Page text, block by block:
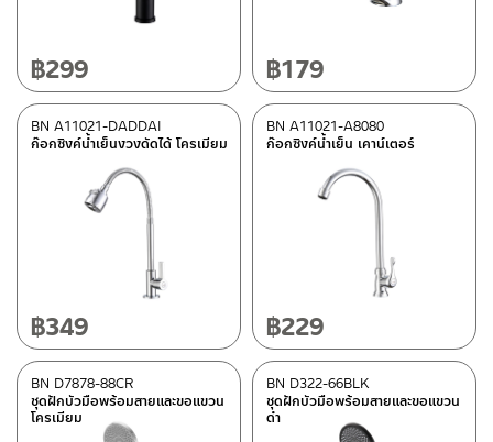
฿299 ฿179
ก๊อกซิงค์น้ำเย็นงวงดัดได้ โครเมียม
BN A11021-DADDAI
฿349
ก๊อกซิงค์น้ำเย็น เคาน์เตอร์
BN A11021-A8080
฿229
ชุดฝักบัวมือพร้อมสายและขอแขวน
โครเมียม
BN D7878-88CR
ชุดฝักบัวมือพร้อมสายและขอแขวน
ดำ
BN D322-66BLK